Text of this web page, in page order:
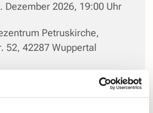
Dezember 2026, 19:00 Uhr
Petruskirche,
52, 42287 Wuppertal